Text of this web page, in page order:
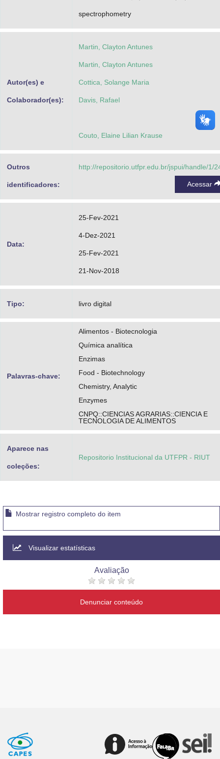
spectrophometry
Autor(es) e
Colaborador(es):
Martin, Clayton Antunes
Martin, Clayton Antunes
Cottica, Solange Maria
Davis, Rafael
Couto, Elaine Lilian Krause
Outros
identificadores:
http://repositorio.utfpr.edu.br/jspui/handle/1/
Acessar
Data:
25-Fev-2021
4-Dez-2021
25-Fev-2021
21-Nov-2018
Tipo: livro digital
Palavras-chave:
Alimentos - Biotecnologia
Química analítica
Enzimas
Food - Biotechnology
Chemistry, Analytic
Enzymes
CNPQ::CIENCIAS AGRARIAS::CIENCIA E
TECNOLOGIA DE ALIMENTOS
Aparece nas
coleções:
Repositorio Institucional da UTFPR - RIUT
Mostrar registro completo do item
Visualizar estatísticas
Avaliação
Denunciar conteúdo